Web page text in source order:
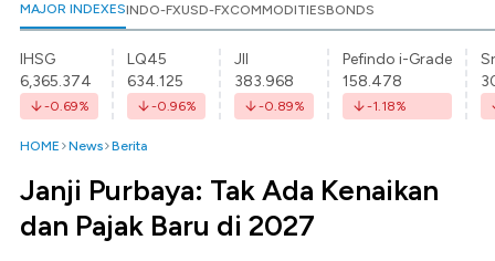
MAJOR INDEXESINDO-FXUSD-FXCOMMODITIESBONDS
IHSG
6,365.374
-0.69%
LQ45
634.125
-0.96%
JII
383.968
-0.89%
Pefindo i-Grade
158.478
-1.18%
HOME News Berita
Janji Purbaya: Tak Ada Kenaikan
dan Pajak Baru di 2027